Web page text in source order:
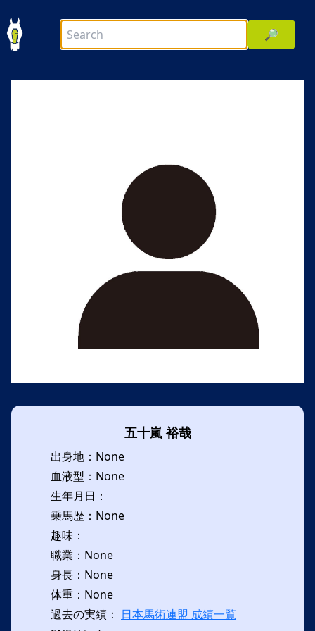
🔎
五十嵐 裕哉
出身地：None
血液型：None
生年月日：
乗馬歴：None
趣味：
職業：None
身長：None
体重：None
過去の実績： 日本馬術連盟 成績一覧